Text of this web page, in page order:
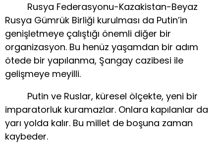
Rusya Federasyonu-Kazakistan-Beyaz
Rusya Gümrük Birliği kurulması da Putin’in
genişletmeye çalıştığı önemli diğer bir
organizasyon. Bu henüz yaşamdan bir adım
ötede bir yapılanma, Şangay cazibesi ile
gelişmeye meyilli.
Putin ve Ruslar, küresel ölçekte, yeni bir
imparatorluk kuramazlar. Onlara kapılanlar da
yarı yolda kalır. Bu millet de boşuna zaman
kaybeder.